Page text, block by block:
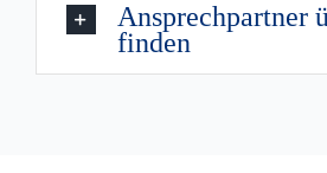
Ansprechpartner
finden